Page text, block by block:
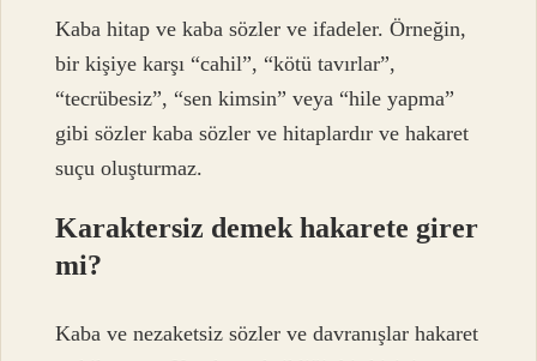
Kaba hitap ve kaba sözler ve ifadeler. Örneğin,
bir kişiye karşı “cahil”, “kötü tavırlar”,
“tecrübesiz”, “sen kimsin” veya “hile yapma”
gibi sözler kaba sözler ve hitaplardır ve hakaret
suçu oluşturmaz.
Karaktersiz demek hakarete girer
mi?
Kaba ve nezaketsiz sözler ve davranışlar hakaret